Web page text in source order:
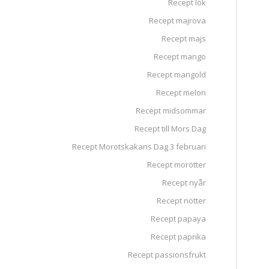
Recept lök
Recept majrova
Recept majs
Recept mango
Recept mangold
Recept melon
Recept midsommar
Recept till Mors Dag
Recept Morotskakans Dag 3 februari
Recept morötter
Recept nyår
Recept nötter
Recept papaya
Recept paprika
Recept passionsfrukt